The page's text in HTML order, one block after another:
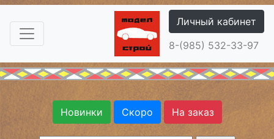
Личный кабинет
8-(985) 532-33-97
Новинки Скоро На заказ